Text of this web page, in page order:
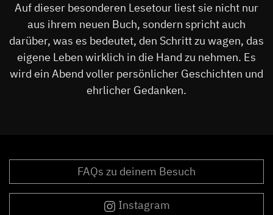
Auf dieser besonderen Lesetour liest sie nicht nur
aus ihrem neuen Buch, sondern spricht auch
darüber, was es bedeutet, den Schritt zu wagen, das
eigene Leben wirklich in die Hand zu nehmen. Es
wird ein Abend voller persönlicher Geschichten und
ehrlicher Gedanken.
FAQs zu deinem Besuch
Instagram